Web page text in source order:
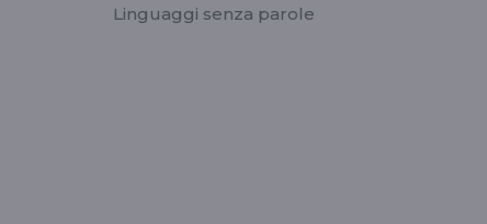
Linguaggi senza parole